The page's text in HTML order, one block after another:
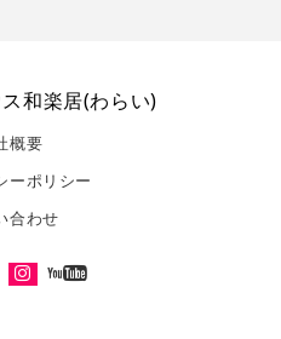
和楽居(わらい)
概要
ーポリシー
合わせ